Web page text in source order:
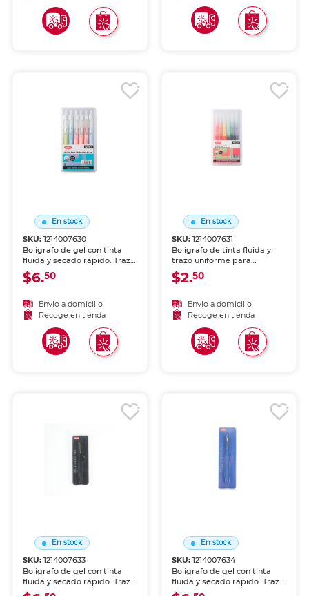
En stock
SKU:1214007630
Bolígrafo de gel con tinta
fluida y secado rápido. Trazo
nítido y constante, ideal
para escritura cómoda y
$6.50
Envío a domicilio
Recoge en tienda
En stock
SKU: 1214007631
Bolígrafo de tinta fluida y
trazo uniforme para
escritura cómoda y
duradera en el día a día.
$2.50
Envío a domicilio
Recoge en tienda
En stock
SKU:1214007633
Bolígrafo de gel con tinta
fluida y secado rápido. Trazo
nítido y constante, ideal
En stock
SKU: 1214007634
Bolígrafo de gel con tinta
fluida y secado rápido. Trazo
nítido y constante, ideal